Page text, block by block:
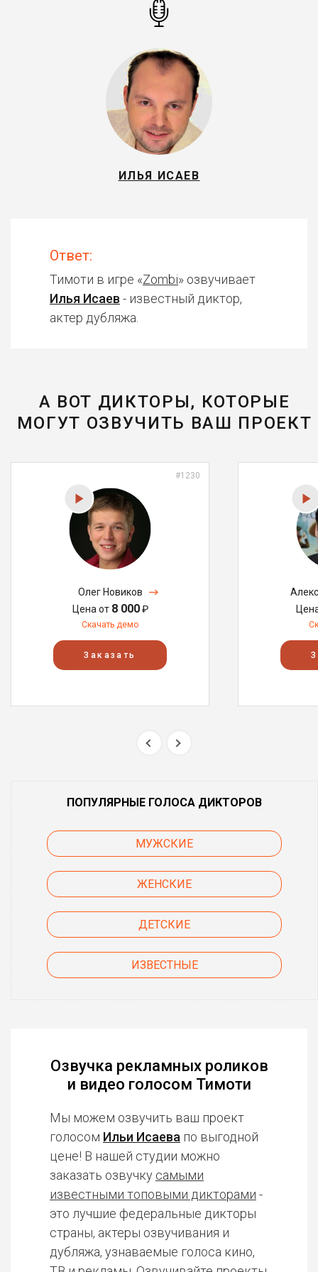
ИЛЬЯ ИСАЕВ
Ответ:
Тимоти в игре «Zombi» озвучивает
Илья Исаев - известный диктор,
актер дубляжа.
А ВОТ ДИКТОРЫ, КОТОРЫЕ
МОГУТ ОЗВУЧИТЬ ВАШ ПРОЕКТ
#1230
Олег Новиков
Цена от 8 000₽
Скачать демо
Заказать
ПОПУЛЯРНЫЕ ГОЛОСА ДИКТОРОВ
МУЖСКИЕ
ЖЕНСКИЕ
ДЕТСКИЕ
ИЗВЕСТНЫЕ
Озвучка рекламных роликов
и видео голосом Тимоти
Мы можем озвучить ваш проект
голосом Ильи Исаева по выгодной
цене! В нашей студии можно
заказать озвучку самыми
известными топовыми дикторами -
это лучшие федеральные дикторы
страны, актеры озвучивания и
дубляжа, узнаваемые голоса кино,